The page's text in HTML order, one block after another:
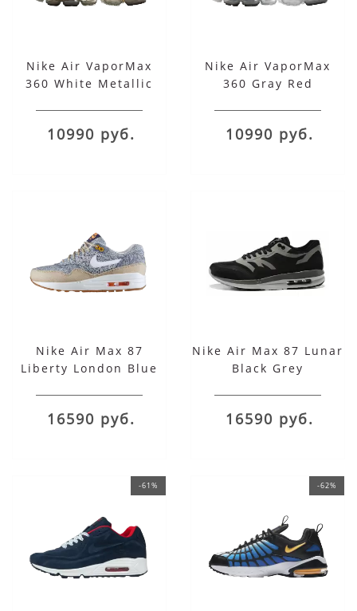
Nike Air VaporMax
360 White Metallic
10990 руб.
Nike Air VaporMax
360 Gray Red
10990 руб.
Nike Air Max 87
Liberty London Blue
16590 руб.
Nike Air Max 87 Lunar
Black Grey
16590 руб.
-61% -62%